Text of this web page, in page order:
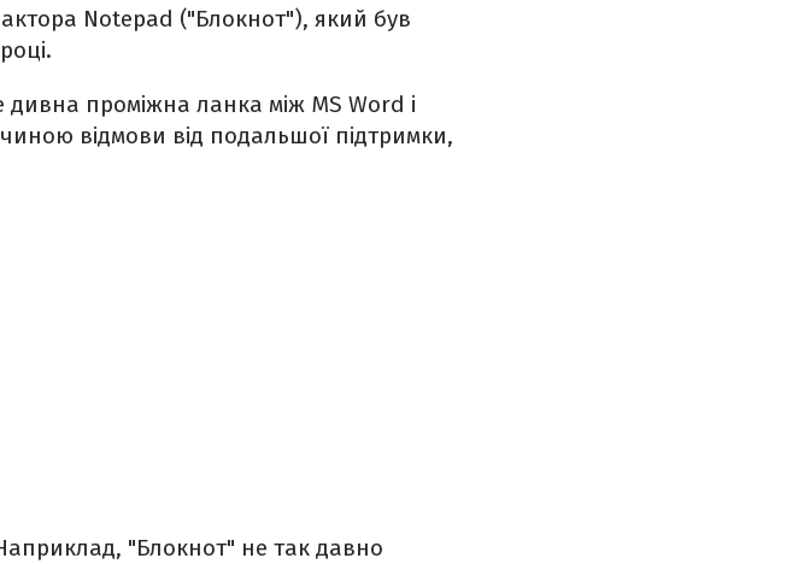
Notepad ("Блокнот"), який був
проміжна ланка між MS Word і
відмови від подальшої підтримки,
"Блокнот" не так давно